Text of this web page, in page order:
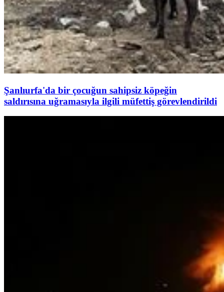
Şanlıurfa'da bir çocuğun sahipsiz köpeğin
saldırısına uğramasıyla ilgili müfettiş görevlendirildi